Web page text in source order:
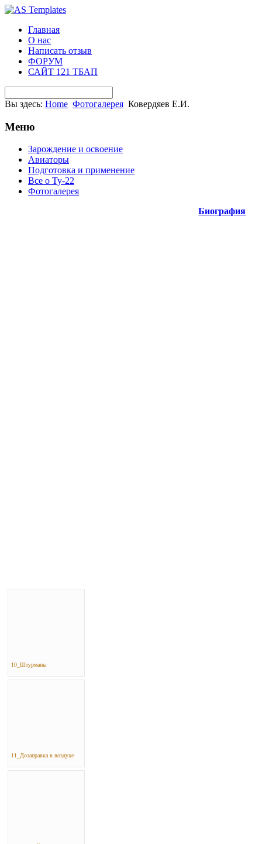
Главная
О нас
Написать отзыв
ФОРУМ
САЙТ 121 ТБАП
Вы здесь: Home Фотогалерея Ковердяев Е.И.
Меню
Зарождение и освоение
Авиаторы
Подготовка и применение
Все о Ту-22
Фотогалерея
Биография
10_Штурманы
11_Дозаправка в воздухе